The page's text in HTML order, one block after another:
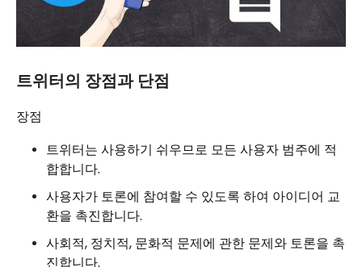
트위터의 장점과 단점
장점
트위터는 사용하기 쉬우므로 모든 사용자 범주에 적
합합니다.
사용자가 토론에 참여할 수 있도록 하여 아이디어 교
환을 촉진합니다.
사회적, 정치적, 문화적 문제에 관한 문제와 토론을 촉
진합니다.